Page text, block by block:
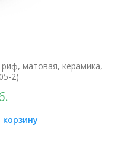
матовая, керамика,
2)